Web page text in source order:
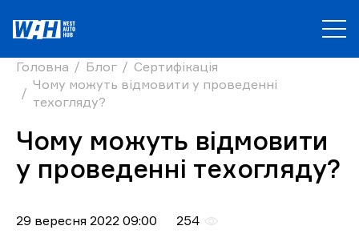
Головна Блог
Сертифікація
Чому можуть відмовити у проведенні
техогляду?
Чому можуть відмовити
у проведенні техогляду?
29 вересня 2022 09:00 254